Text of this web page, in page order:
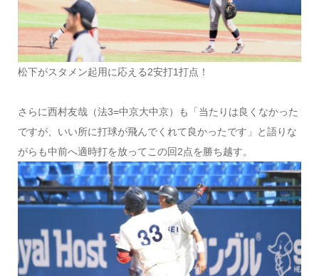
松下がスタメン起用に応える2安打1打点！
さらに西村友哉（法3=中京大中京）も「当たりは良くなかった
ですが、いい所に打球が飛んでくれて良かったです」と語りな
がらも中前へ適時打を放ってこの回2点を勝ち越す。